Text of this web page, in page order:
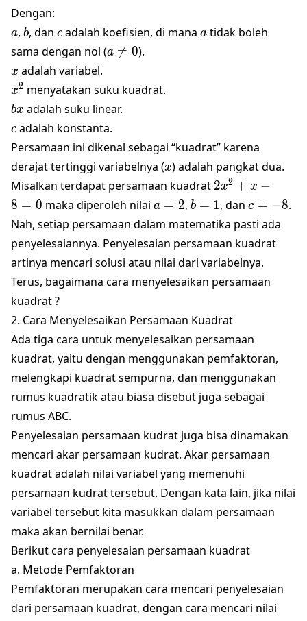
Dengan:
a
a, b
b, dan c
c adalah koefisien, di mana a
a tidak boleh
sama dengan nol (a
a 
= 0).
x
x adalah variabel.
x^2
x2 menyatakan suku kuadrat.
bx
bx adalah suku linear.
c
c adalah konstanta.
Persamaan ini dikenal sebagai “kuadrat” karena
derajat tertinggi variabelnya (x
x) adalah pangkat dua.
Misalkan terdapat persamaan kuadrat 2x^2+x-
8=0
2x2 + x −
8 = 0 maka diperoleh nilai a=2
a = 2, b=1
b = 1, danc=-8
c = −8.
Nah, setiap persamaan dalam matematika pasti ada
penyelesaiannya. Penyelesaian persamaan kuadrat
artinya mencari solusi atau nilai dari variabelnya.
Terus, bagaimana cara menyelesaikan persamaan
kuadrat ?
2. Cara Menyelesaikan Persamaan Kuadrat
Ada tiga cara untuk menyelesaikan persamaan
kuadrat, yaitu dengan menggunakan pemfaktoran,
melengkapi kuadrat sempurna, dan menggunakan
rumus kuadratik atau biasa disebut juga sebagai
rumus ABC.
Penyelesaian persamaan kudrat juga bisa dinamakan
mencari akar persamaan kudrat. Akar persamaan
kuadrat adalah nilai variabel yang memenuhi
persamaan kudrat tersebut. Dengan kata lain, jika nilai
variabel tersebut kita masukkan dalam persamaan
maka akan bernilai benar.
Berikut cara penyelesaian persamaan kuadrat
a. Metode Pemfaktoran
Pemfaktoran merupakan cara mencari penyelesaian
dari persamaan kuadrat, dengan cara mencari nilai